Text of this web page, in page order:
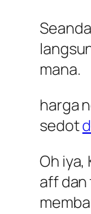
mana.
harga
sedot
Oh
aff dan